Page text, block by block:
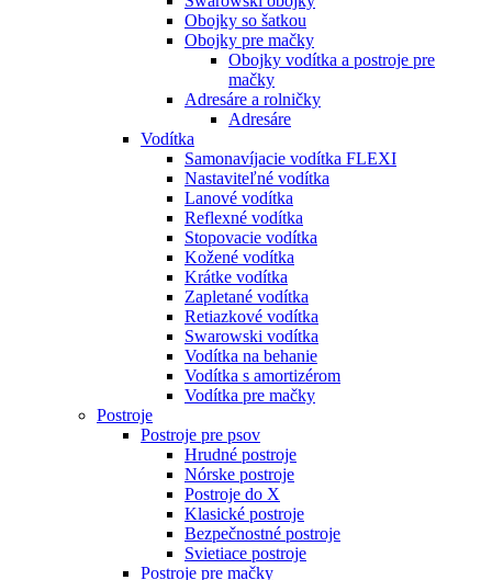
Obojky so šatkou
Obojky pre mačky
Obojky vodítka a postroje pre
mačky
Adresáre a rolničky
Adresáre
Vodítka
Samonavíjacie vodítka FLEXI
Nastaviteľné vodítka
Lanové vodítka
Reflexné vodítka
Stopovacie vodítka
Kožené vodítka
Krátke vodítka
Zapletané vodítka
Retiazkové vodítka
Swarowski vodítka
Vodítka na behanie
Vodítka s amortizérom
Vodítka pre mačky
Postroje
Postroje pre psov
Hrudné postroje
Nórske postroje
Postroje do X
Klasické postroje
Bezpečnostné postroje
Svietiace postroje
Postroje pre mačky